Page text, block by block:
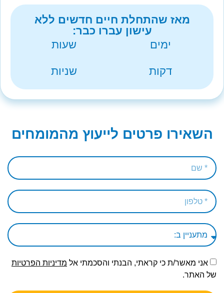
מאז שהתחלת חיים חדשים ללא
עישון עברו כבר:
ימים
שעות
דקות שניות
השאירו פרטים לייעוץ מהמומחים
אני מאשר/ת כי קראתי, הבנתי והסכמתי אל מדיניות הפרטיות
של האתר.